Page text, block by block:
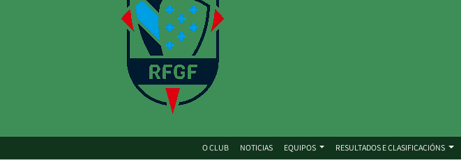
O CLUB NOTICIAS EQUIPOS RESULTADOS E CLASIFICACIÓNS